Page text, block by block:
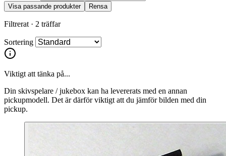
Visa passande produkter Rensa
Filtrerat · 2 träffar
Sortering
Viktigt att tänka på...
Din skivspelare / jukebox kan ha levererats med en annan
pickupmodell. Det är därför viktigt att du jämför bilden med din
pickup.